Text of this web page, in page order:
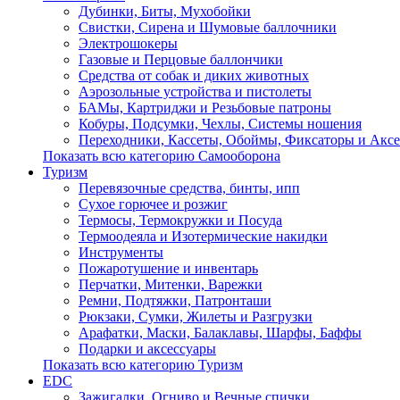
Дубинки, Биты, Мухобойки
Свистки, Сирена и Шумовые баллочники
Электрошокеры
Газовые и Перцовые баллончики
Средства от собак и диких животных
Аэрозольные устройства и пистолеты
БАМы, Картриджи и Резьбовые патроны
Кобуры, Подсумки, Чехлы, Системы ношения
Переходники, Кассеты, Обоймы, Фиксаторы и
Показать всю категорию Самооборона
Туризм
Перевязочные средства, бинты, ипп
Сухое горючее и розжиг
Термосы, Термокружки и Посуда
Термоодеяла и Изотермические накидки
Инструменты
Пожаротушение и инвентарь
Перчатки, Митенки, Варежки
Ремни, Подтяжки, Патронташи
Рюкзаки, Сумки, Жилеты и Разгрузки
Арафатки, Маски, Балаклавы, Шарфы, Баффы
Подарки и аксессуары
Показать всю категорию Туризм
EDC
Зажигалки, Огниво и Вечные спички